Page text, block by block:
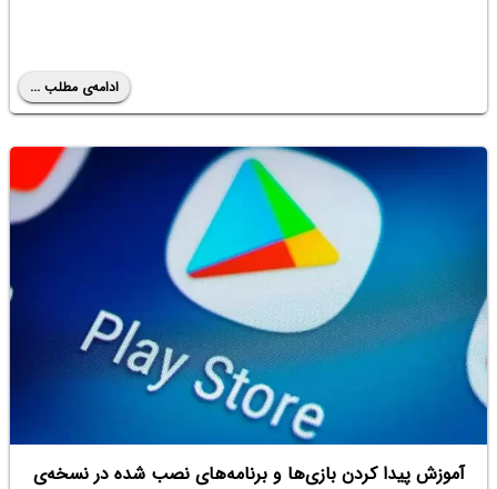
ادامه‌ی مطلب ...
آموزش پیدا کردن بازی‌ها و برنامه‌های نصب شده در نسخه‌ی